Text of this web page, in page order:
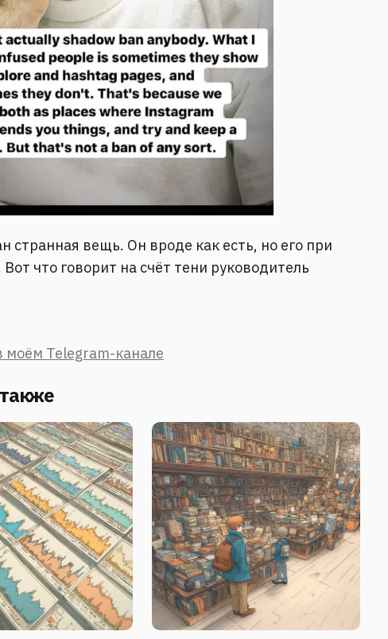
странная вещь. Он вроде как есть, но его при
Вот что говорит на счёт тени руководитель
моём Telegram-канале